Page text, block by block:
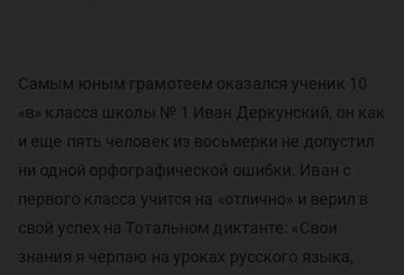
Самым юным грамотеем оказался ученик 10
«в» класса школы № 1 Иван Деркунский, он как
и еще пять человек из восьмерки не допустил
ни одной орфографической ошибки. Иван с
первого класса учится на «отлично» и верил в
свой успех на Тотальном диктанте: «Свои
знания я черпаю на уроках русского языка,